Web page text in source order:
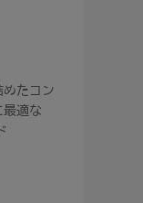
たコン
最適な